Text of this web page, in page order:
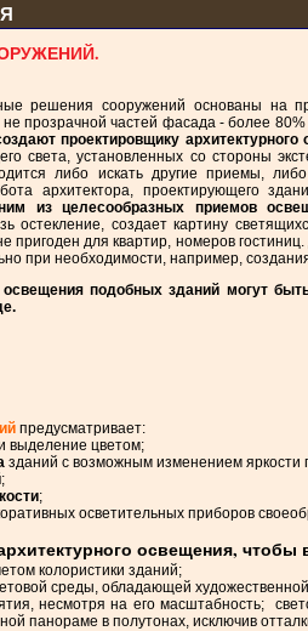
решения сооружений основаны на
прозрачной частей фасада - более
проектировщику
света, установленных со стороны
либо искать другие приемы,
архитектора, проектирующего
из целесообразных приемов
остекление, создает картину
для квартир, номеров
при необходимости, например,
подобных зданий могут
предусматривает:
выделение цветом;
зданий с возможным изменением яркости
;
;
осветительных приборов
освещения,
колористики зданий;
среды, обладающей
несмотря на его масштабность;
панораме в полутонах, исключив